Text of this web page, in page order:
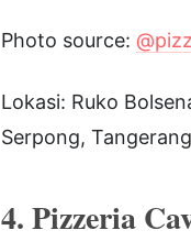
Photo source:
Lokasi: Ruko
Serpong,
4. Pizzeria